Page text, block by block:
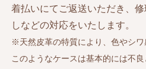
着払いにてご返送いただき、
しなどの対応をいたします。
※天然皮革の特質により、色やシワ
このようなケースは基本的には不